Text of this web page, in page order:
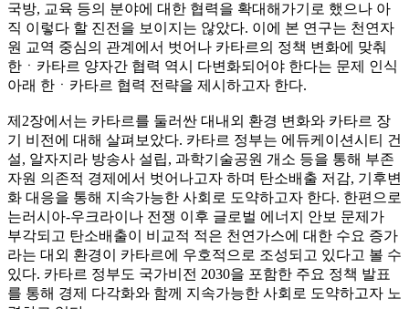
국방, 교육 등의 분야에 대한 협력을 확대해가기로 했으나 아
직 이렇다 할 진전을 보이지는 않았다. 이에 본 연구는 천연자
원 교역 중심의 관계에서 벗어나 카타르의 정책 변화에 맞춰
한ㆍ카타르 양자간 협력 역시 다변화되어야 한다는 문제 인식
아래 한ㆍ카타르 협력 전략을 제시하고자 한다.
제2장에서는 카타르를 둘러싼 대내외 환경 변화와 카타르 장
기 비전에 대해 살펴보았다. 카타르 정부는 에듀케이션시티 건
설, 알자지라 방송사 설립, 과학기술공원 개소 등을 통해 부존
자원 의존적 경제에서 벗어나고자 하며 탄소배출 저감, 기후변
화 대응을 통해 지속가능한 사회로 도약하고자 한다. 한편으로
는러시아-우크라이나 전쟁 이후 글로벌 에너지 안보 문제가
부각되고 탄소배출이 비교적 적은 천연가스에 대한 수요 증가
라는 대외 환경이 카타르에 우호적으로 조성되고 있다고 볼 수
있다. 카타르 정부도 국가비전 2030을 포함한 주요 정책 발표
를 통해 경제 다각화와 함께 지속가능한 사회로 도약하고자 노